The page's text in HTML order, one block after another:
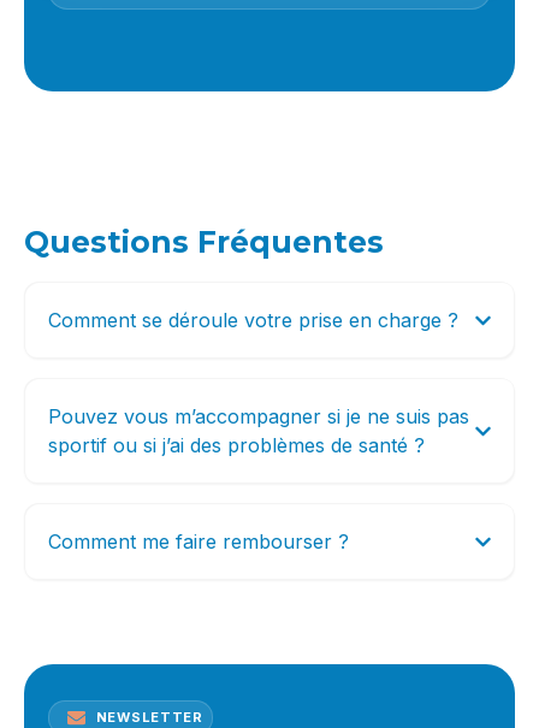
Questions Fréquentes
Comment se déroule votre prise en charge ?
Pouvez vous m’accompagner si je ne suis pas
sportif ou si j’ai des problèmes de santé ?
Comment me faire rembourser ?
NEWSLETTER